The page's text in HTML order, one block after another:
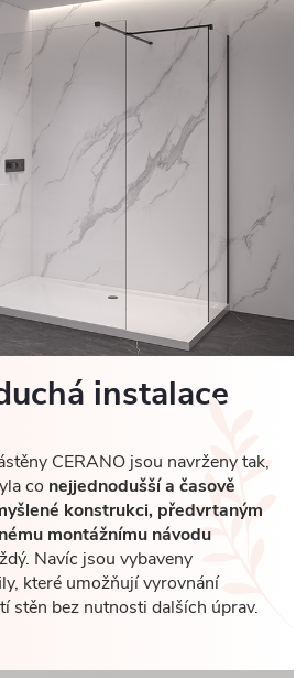
instalace
CERANO jsou navrženy tak,
co nejjednodušší a časově
konstrukci, předvrtaným
montážnímu návodu
Navíc jsou vybaveny
které umožňují vyrovnání
stěn bez nutnosti dalších úprav.